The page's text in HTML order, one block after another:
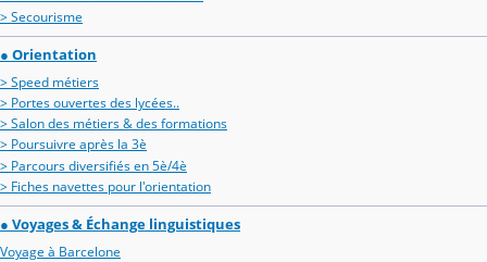
> Secourisme
● Orientation
> Speed métiers
> Portes ouvertes des lycées..
> Salon des métiers & des formations
> Poursuivre après la 3è
> Parcours diversifiés en 5è/4è
> Fiches navettes pour l'orientation
● Voyages & Échange linguistiques
Voyage à Barcelone